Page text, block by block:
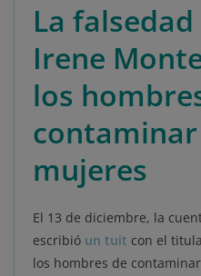
La
Irene
los
mujeres
El 13 de diciembre, la
escribió un tuit con el
los hombres de